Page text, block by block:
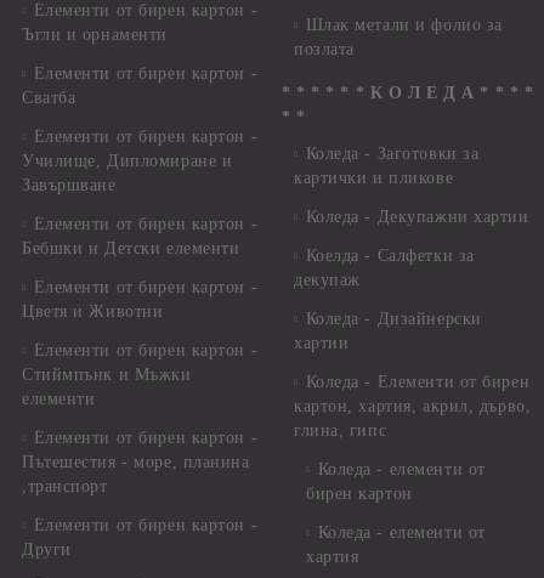
Елементи от бирен картон -
Ъгли и орнаменти
Елементи от бирен картон -
Сватба
Елементи от бирен картон -
Училище, Дипломиране и
Завършване
Елементи от бирен картон -
Бебшки и Детски елементи
Елементи от бирен картон -
Цветя и Животни
Елементи от бирен картон -
Стиймпънк и Мъжки
елементи
Елементи от бирен картон -
Пътешестия - море, планина
,транспорт
Елементи от бирен картон -
Други
Шлак метали и фолио за
позлата
* * * * * * К О Л Е Д А * * * *
* *
Коледа - Заготовки за
картички и пликове
Коледа - Декупажни хартии
Коелда - Салфетки за
декупаж
Коледа - Дизайнерски
хартии
Коледа - Eлементи от бирен
картон, хартия, акрил, дърво,
глина, гипс
Коледа - елементи от
бирен картон
Коледа - елементи от
хартия